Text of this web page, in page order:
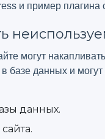
и пример плагина
могут
данных и могут
данных.